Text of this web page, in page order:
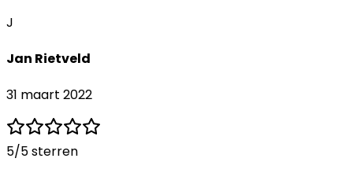
J
Jan Rietveld
31 maart 2022
5/5 sterren